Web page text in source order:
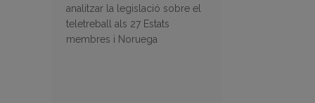
analitzar la legislació sobre el
teletreball als 27 Estats
membres i Noruega